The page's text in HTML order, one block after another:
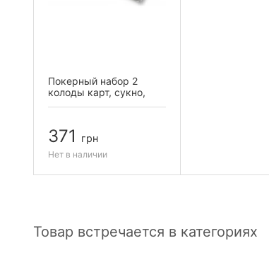
Покерный набор 2
колоды карт, сукно,
371 грн
Нет в наличии
Товар встречается в категориях